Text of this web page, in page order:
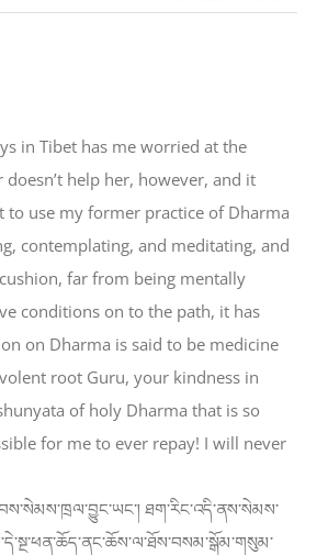
in Tibet has me worried at the
help her, however, and it
to use my former practice of Dharma
contemplating, and meditating, and
far from being mentally
conditions on to the path, it has
on Dharma is said to be medicine
root Guru, your kindness in
of holy Dharma that is so
for me to ever repay! I will never
ཐག་རིང་འདི་ནས་སེམས་
ལ་ཐོས་བསམ་སྒོམ་གསུམ་